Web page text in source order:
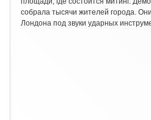
собрала тысячи жителей города.
Лондона под звуки ударных